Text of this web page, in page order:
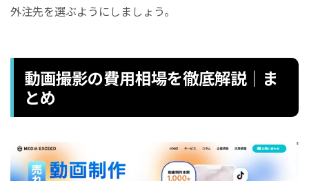
外注先を選ぶようにしましょう。
動画撮影の費用相場を徹底解説｜ま
とめ